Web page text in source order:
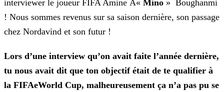
interviewer le joueur FIFA Amine Â« Mino » Boughanmi
! Nous sommes revenus sur sa saison dernière, son passage
chez Nordavind et son futur !
Lors d’une interview qu’on avait faite l’année dernière,
tu nous avait dit que ton objectif était de te qualifier à
la FIFAeWorld Cup, malheureusement ça n’a pas pu se